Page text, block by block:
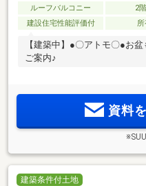
ルーフバルコニー 2
建設住宅性能評価付
【建築中】●〇アトモ〇●お
ご案内♪
資料
建築条件付土地